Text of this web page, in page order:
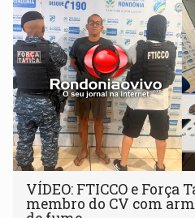
VÍDEO: FTICCO e Força
membro do CV com